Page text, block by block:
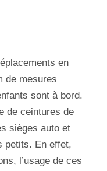
en
de mesures
sont à bord.
de ceintures de
sièges auto et
petits. En effet,
l’usage de ces